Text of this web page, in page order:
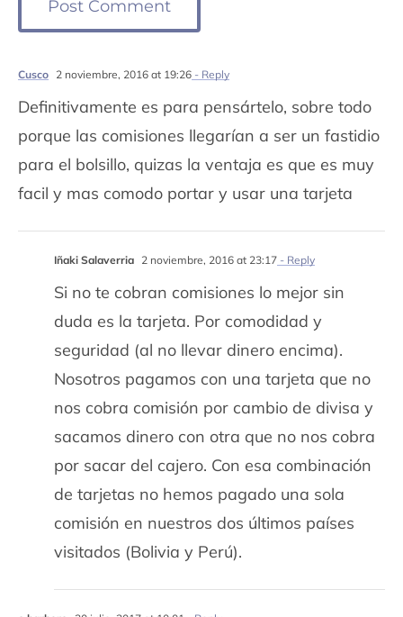
Cusco 2 noviembre, 2016 at 19:26- Reply
Definitivamente es para pensártelo, sobre todo
porque las comisiones llegarían a ser un fastidio
para el bolsillo, quizas la ventaja es que es muy
facil y mas comodo portar y usar una tarjeta
Iñaki Salaverria 2 noviembre, 2016 at 23:17- Reply
Si no te cobran comisiones lo mejor sin
duda es la tarjeta. Por comodidad y
seguridad (al no llevar dinero encima).
Nosotros pagamos con una tarjeta que no
nos cobra comisión por cambio de divisa y
sacamos dinero con otra que no nos cobra
por sacar del cajero. Con esa combinación
de tarjetas no hemos pagado una sola
comisión en nuestros dos últimos países
visitados (Bolivia y Perú).